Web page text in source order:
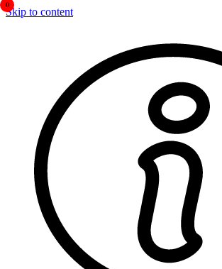
Skip to content
0